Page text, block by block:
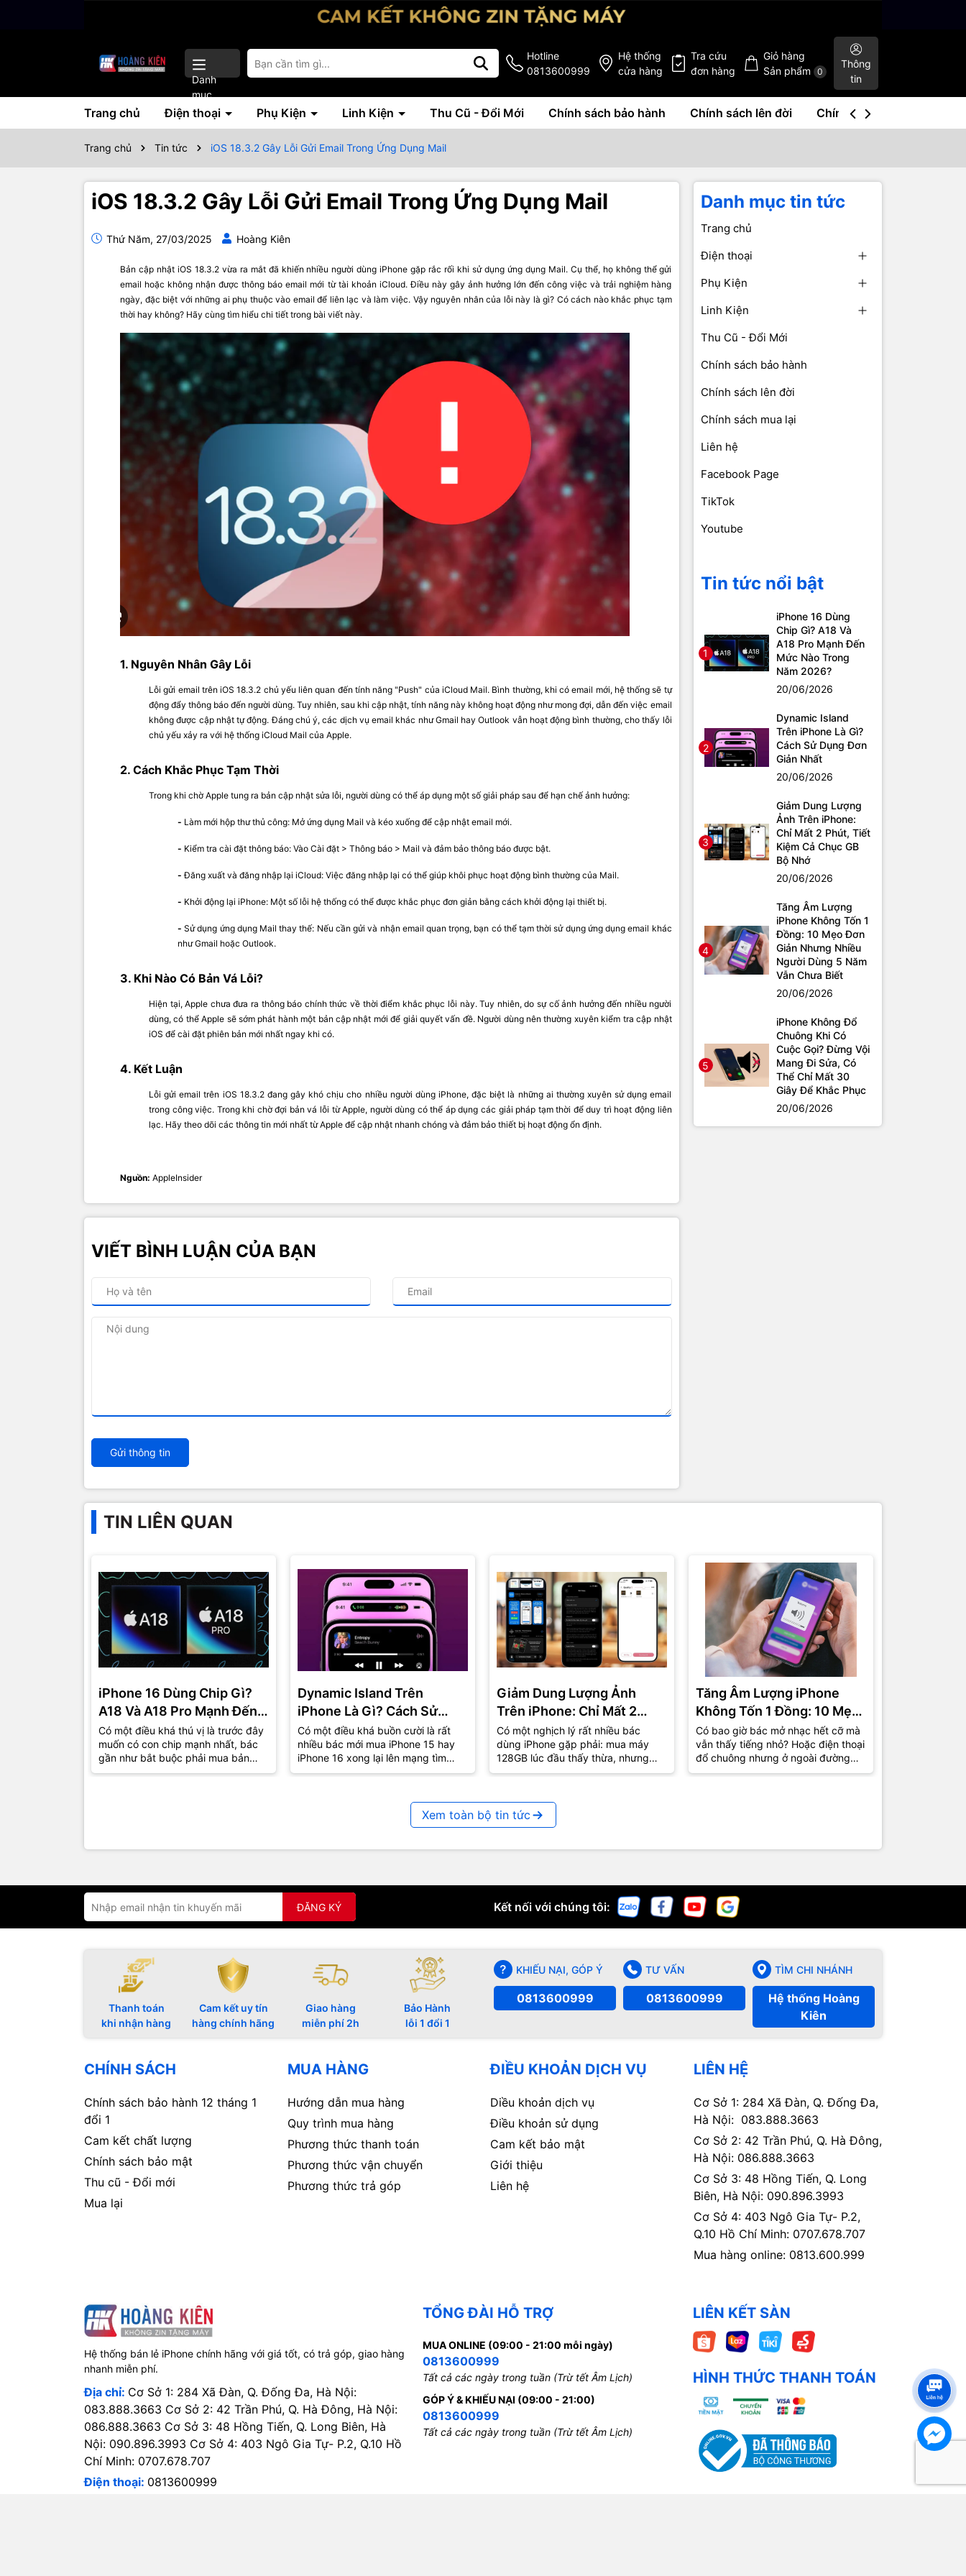
Danh
mục
Hotline
0813600999
Hệ thống
cửa hàng
Tra cứu
đơn hàng
Giỏ hàng
Sản phẩm
0
Thông
tin
Trang chủ Điện thoại Phụ Kiện Linh Kiện Thu Cũ - Đổi Mới Chính sách bảo hành Chính sách lên đời Chính sách mua lại
Trang chủ Tin tức iOS 18.3.2 Gây Lỗi Gửi Email Trong Ứng Dụng Mail
iOS 18.3.2 Gây Lỗi Gửi Email Trong Ứng Dụng Mail
Thứ Năm, 27/03/2025 Hoàng Kiên
Bản cập nhật iOS 18.3.2 vừa ra mắt đã khiến nhiều người dùng iPhone gặp rắc rối khi sử dụng ứng dụng Mail. Cụ thể, họ không thể gửi
email hoặc không nhận được thông báo email mới từ tài khoản iCloud. Điều này gây ảnh hưởng lớn đến công việc và trải nghiệm hàng
ngày, đặc biệt với những ai phụ thuộc vào email để liên lạc và làm việc. Vậy nguyên nhân của lỗi này là gì? Có cách nào khắc phục tạm
thời hay không? Hãy cùng tìm hiểu chi tiết trong bài viết này.
1. Nguyên Nhân Gây Lỗi
Lỗi gửi email trên iOS 18.3.2 chủ yếu liên quan đến tính năng "Push" của iCloud Mail. Bình thường, khi có email mới, hệ thống sẽ tự
động đẩy thông báo đến người dùng. Tuy nhiên, sau khi cập nhật, tính năng này không hoạt động như mong đợi, dẫn đến việc email
không được cập nhật tự động. Đáng chú ý, các dịch vụ email khác như Gmail hay Outlook vẫn hoạt động bình thường, cho thấy lỗi
chủ yếu xảy ra với hệ thống iCloud Mail của Apple.
2. Cách Khắc Phục Tạm Thời
Trong khi chờ Apple tung ra bản cập nhật sửa lỗi, người dùng có thể áp dụng một số giải pháp sau để hạn chế ảnh hưởng:
- Làm mới hộp thư thủ công: Mở ứng dụng Mail và kéo xuống để cập nhật email mới.
- Kiểm tra cài đặt thông báo: Vào Cài đặt > Thông báo > Mail và đảm bảo thông báo được bật.
-Đăng xuất và đăng nhập lại iCloud: Việc đăng nhập lại có thể giúp khôi phục hoạt động bình thường của Mail.
- Khởi động lại iPhone: Một số lỗi hệ thống có thể được khắc phục đơn giản bằng cách khởi động lại thiết bị.
-Sử dụng ứng dụng Mail thay thế: Nếu cần gửi và nhận email quan trọng, bạn có thể tạm thời sử dụng ứng dụng email khác
như Gmail hoặc Outlook.
3. Khi Nào Có Bản Vá Lỗi?
Hiện tại, Apple chưa đưa ra thông báo chính thức về thời điểm khắc phục lỗi này. Tuy nhiên, do sự cố ảnh hưởng đến nhiều người
dùng, có thể Apple sẽ sớm phát hành một bản cập nhật mới để giải quyết vấn đề. Người dùng nên thường xuyên kiểm tra cập nhật
iOS để cài đặt phiên bản mới nhất ngay khi có.
4. Kết Luận
Lỗi gửi email trên iOS 18.3.2 đang gây khó chịu cho nhiều người dùng iPhone, đặc biệt là những ai thường xuyên sử dụng email
trong công việc. Trong khi chờ đợi bản vá lỗi từ Apple, người dùng có thể áp dụng các giải pháp tạm thời để duy trì hoạt động liên
lạc. Hãy theo dõi các thông tin mới nhất từ Apple để cập nhật nhanh chóng và đảm bảo thiết bị hoạt động ổn định.
Nguồn: AppleInsider
VIẾT BÌNH LUẬN CỦA BẠN
Gửi thông tin
Danh mục tin tức
Trang chủ
Điện thoại
Phụ Kiện
Linh Kiện
Thu Cũ - Đổi Mới
Chính sách bảo hành
Chính sách lên đời
Chính sách mua lại
Liên hệ
Facebook Page
TikTok
Youtube
Tin tức nổi bật
1
iPhone 16 Dùng
Chip Gì? A18 Và
A18 Pro Mạnh Đến
Mức Nào Trong
Năm 2026?
20/06/2026
2
Dynamic Island
Trên iPhone Là Gì?
Cách Sử Dụng Đơn
Giản Nhất
20/06/2026
3
Giảm Dung Lượng
Ảnh Trên iPhone:
Chỉ Mất 2 Phút, Tiết
Kiệm Cả Chục GB
Bộ Nhớ
20/06/2026
4
Tăng Âm Lượng
iPhone Không Tốn 1
Đồng: 10 Mẹo Đơn
Giản Nhưng Nhiều
Người Dùng 5 Năm
Vẫn Chưa Biết
20/06/2026
5
iPhone Không Đổ
Chuông Khi Có
Cuộc Gọi? Đừng Vội
Mang Đi Sửa, Có
Thể Chỉ Mất 30
Giây Để Khắc Phục
20/06/2026
TIN LIÊN QUAN
iPhone 16 Dùng Chip Gì?
A18 Và A18 Pro Mạnh Đến
Mức Nào Trong Năm 2026?
Có một điều khá thú vị là trước đây
muốn có con chip mạnh nhất, bác
gần như bắt buộc phải mua bản
Pro. Nhưng từ iPhone 16, Apple
Dynamic Island Trên
iPhone Là Gì? Cách Sử
Dụng Đơn Giản Nhất
Có một điều khá buồn cười là rất
nhiều bác mới mua iPhone 15 hay
iPhone 16 xong lại lên mạng tìm
"cách bật Dynamic Island". Nhưng
Giảm Dung Lượng Ảnh
Trên iPhone: Chỉ Mất 2
Phút, Tiết Kiệm Cả Chục
GB Bộ Nhớ
Có một nghịch lý rất nhiều bác
dùng iPhone gặp phải: mua máy
128GB lúc đầu thấy thừa, nhưng
dùng vài năm lại liên tục nhận thông
Tăng Âm Lượng iPhone
Không Tốn 1 Đồng: 10 Mẹo
Đơn Giản Nhưng Nhiều
Người Dùng 5 Năm Vẫn
Chưa Biết
Có bao giờ bác mở nhạc hết cỡ mà
vẫn thấy tiếng nhỏ? Hoặc điện thoại
đổ chuông nhưng ở ngoài đường
đông người lại khó nghe thấy? Thực
Xem toàn bộ tin tức
ĐĂNG KÝ Kết nối với chúng tôi:
Thanh toán
khi nhận hàng
Cam kết uy tín
hàng chính hãng
Giao hàng
miễn phí 2h
Bảo Hành
lỗi 1 đổi 1
KHIẾU NẠI, GÓP Ý
0813600999
TƯ VẤN
0813600999
TÌM CHI NHÁNH
Hệ thống Hoàng
Kiên
CHÍNH SÁCH
Chính sách bảo hành 12 tháng 1
đổi 1
Cam kết chất lượng
Chính sách bảo mật
Thu cũ - Đổi mới
Mua lại
MUA HÀNG
Hướng dẫn mua hàng
Quy trình mua hàng
Phương thức thanh toán
Phương thức vận chuyển
Phương thức trả góp
ĐIỀU KHOẢN DỊCH VỤ
Diều khoản dịch vụ
Điều khoản sử dụng
Cam kết bảo mật
Giới thiệu
Liên hệ
LIÊN HỆ
Cơ Sở 1: 284 Xã Đàn, Q. Đống Đa,
Hà Nội: 083.888.3663
Cơ Sở 2: 42 Trần Phú, Q. Hà Đông,
Hà Nội: 086.888.3663
Cơ Sở 3: 48 Hồng Tiến, Q. Long
Biên, Hà Nội: 090.896.3993
Cơ Sở 4: 403 Ngô Gia Tự- P.2,
Q.10 Hồ Chí Minh: 0707.678.707
Mua hàng online: 0813.600.999
Hệ thống bán lẻ iPhone chính hãng với giá tốt, có trả góp, giao hàng
nhanh miễn phí.
Địa chỉ: Cơ Sở 1: 284 Xã Đàn, Q. Đống Đa, Hà Nội:
083.888.3663 Cơ Sở 2: 42 Trần Phú, Q. Hà Đông, Hà Nội:
086.888.3663 Cơ Sở 3: 48 Hồng Tiến, Q. Long Biên, Hà
Nội: 090.896.3993 Cơ Sở 4: 403 Ngô Gia Tự- P.2, Q.10 Hồ
Chí Minh: 0707.678.707
Điện thoại: 0813600999
TỔNG ĐÀI HỖ TRỢ
MUA ONLINE (09:00 - 21:00 mỗi ngày)
0813600999
Tất cả các ngày trong tuần (Trừ tết Âm Lịch)
GÓP Ý & KHIẾU NẠI (09:00 - 21:00)
0813600999
Tất cả các ngày trong tuần (Trừ tết Âm Lịch)
LIÊN KẾT SÀN
HÌNH THỨC THANH TOÁN